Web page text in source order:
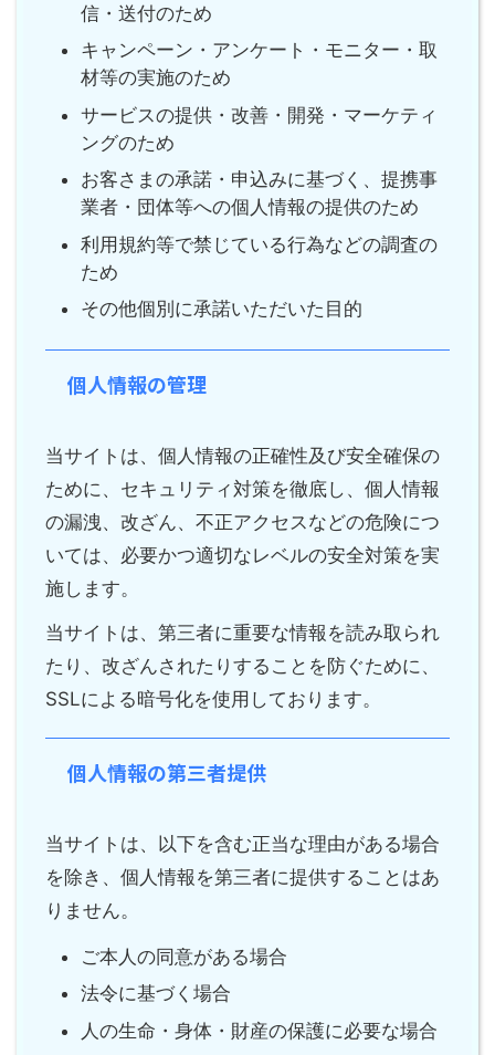
信・送付のため
キャンペーン・アンケート・モニター・取
材等の実施のため
サービスの提供・改善・開発・マーケティ
ングのため
お客さまの承諾・申込みに基づく、提携事
業者・団体等への個人情報の提供のため
利用規約等で禁じている行為などの調査の
ため
その他個別に承諾いただいた目的
個人情報の管理
当サイトは、個人情報の正確性及び安全確保の
ために、セキュリティ対策を徹底し、個人情報
の漏洩、改ざん、不正アクセスなどの危険につ
いては、必要かつ適切なレベルの安全対策を実
施します。
当サイトは、第三者に重要な情報を読み取られ
たり、改ざんされたりすることを防ぐために、
SSLによる暗号化を使用しております。
個人情報の第三者提供
当サイトは、以下を含む正当な理由がある場合
を除き、個人情報を第三者に提供することはあ
りません。
ご本人の同意がある場合
法令に基づく場合
人の生命・身体・財産の保護に必要な場合